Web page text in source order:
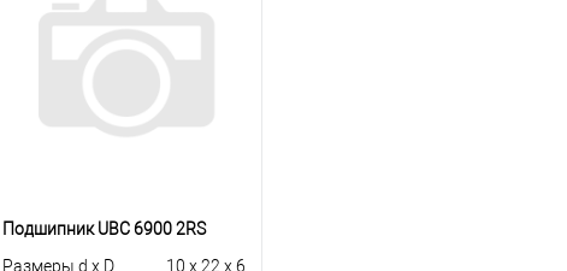
Купить в 1
К
сравнению
Подшипник UBC 6900 2RS
Размеры d x D
10 x 22 x 6